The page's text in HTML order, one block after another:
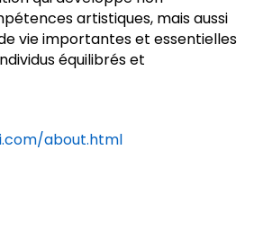
artistiques, mais aussi
vie importantes et essentielles
équilibrés et
about.html